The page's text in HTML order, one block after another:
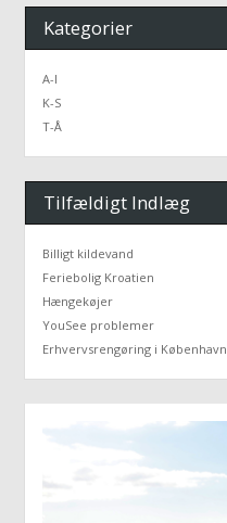
Kategorier
A-I
K-S
T-Å
Tilfældigt Indlæg
Billigt kildevand
Feriebolig Kroatien
Hængekøjer
YouSee problemer
Erhvervsrengøring i København